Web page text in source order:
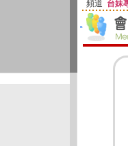
頻道 台妹